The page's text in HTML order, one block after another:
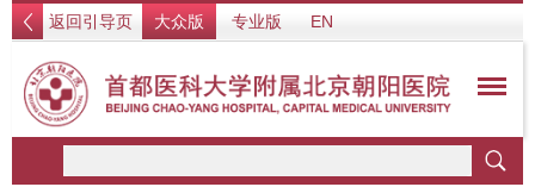
返回引导页 大众版 专业版 EN